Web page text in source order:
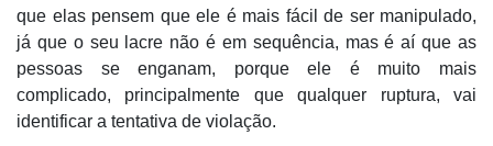
que elas pensem que ele é mais fácil de ser manipulado,
já que o seu lacre não é em sequência, mas é aí que as
pessoas se enganam, porque ele é muito mais
complicado, principalmente que qualquer ruptura, vai
identificar a tentativa de violação.